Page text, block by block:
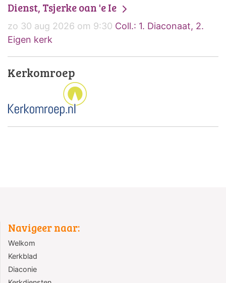
Dienst, Tsjerke oan 'e Ie
zo 30 aug 2026 om 9:30 Coll.: 1. Diaconaat, 2.
Eigen kerk
Kerkomroep
Navigeer naar:
Welkom
Kerkblad
Diaconie